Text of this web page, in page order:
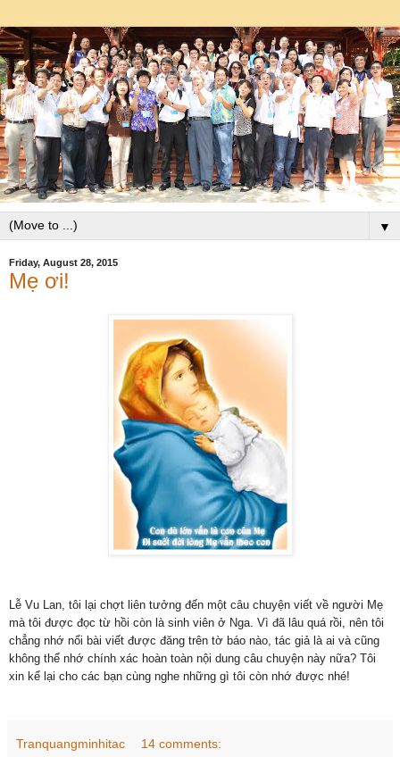
▼
Friday, August 28, 2015
Mẹ ơi!
Lễ Vu Lan, tôi lại chợt liên tưởng đến một câu chuyện viết về người Mẹ
mà tôi được đọc từ hồi còn là sinh viên ở Nga. Vì đã lâu quá rồi, nên tôi
chẳng nhớ nổi bài viết được đăng trên tờ báo nào, tác giả là ai và cũng
không thể nhớ chính xác hoàn toàn nội dung câu chuyện này nữa? Tôi
xin kể lại cho các bạn cùng nghe những gì tôi còn nhớ được nhé!
Tranquangminhitac 14 comments: